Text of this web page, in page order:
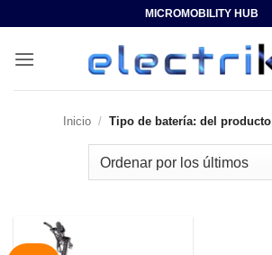
contenido
MICROMOBILITY HUB
Inicio / Tipo de batería: del producto